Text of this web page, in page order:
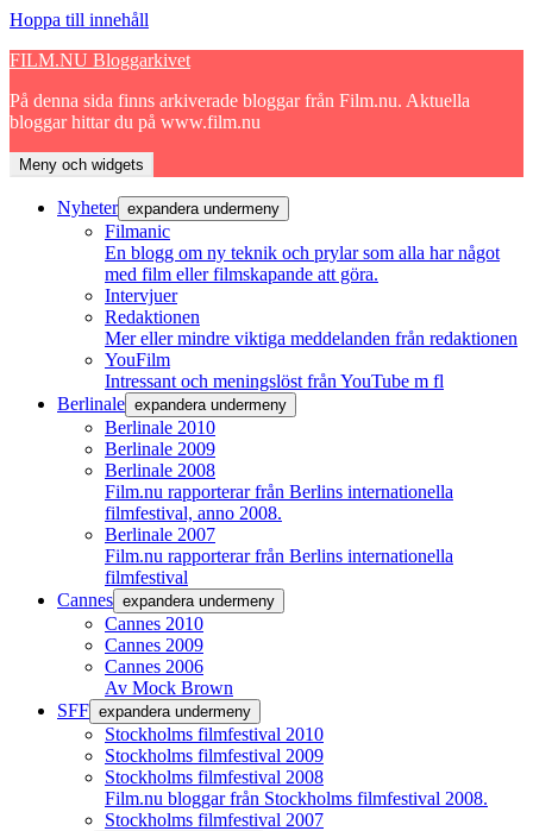
Hoppa till innehåll
FILM.NU Bloggarkivet
På denna sida finns arkiverade bloggar från Film.nu. Aktuella
bloggar hittar du på www.film.nu
Meny och widgets
Nyheter expandera undermeny
Filmanic
En blogg om ny teknik och prylar som alla har något
med film eller filmskapande att göra.
Intervjuer
Redaktionen
Mer eller mindre viktiga meddelanden från redaktionen
YouFilm
Intressant och meningslöst från YouTube m fl
Berlinale expandera undermeny
Berlinale 2010
Berlinale 2009
Berlinale 2008
Film.nu rapporterar från Berlins internationella
filmfestival, anno 2008.
Berlinale 2007
Film.nu rapporterar från Berlins internationella
filmfestival
Cannes expandera undermeny
Cannes 2010
Cannes 2009
Cannes 2006
Av Mock Brown
SFF expandera undermeny
Stockholms filmfestival 2010
Stockholms filmfestival 2009
Stockholms filmfestival 2008
Film.nu bloggar från Stockholms filmfestival 2008.
Stockholms filmfestival 2007